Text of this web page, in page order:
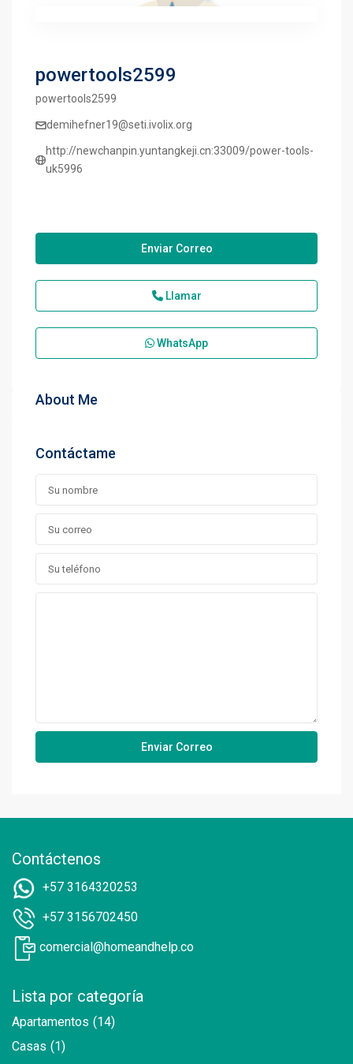
powertools2599
powertools2599
demihefner19@seti.ivolix.org
http://newchanpin.yuntangkeji.cn:33009/power-tools-
uk5996
Enviar Correo
Llamar
WhatsApp
About Me
Contáctame
Contáctenos
+57 3164320253
+57 3156702450
comercial@homeandhelp.co
Lista por categoría
Apartamentos (14)
Casas (1)